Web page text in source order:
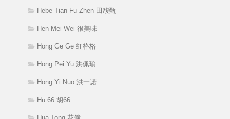
Hebe Tian Fu Zhen 田馥甄
Hen Mei Wei 很美味
Hong Ge Ge 红格格
Hong Pei Yu 洪佩瑜
Hong Yi Nuo 洪一諾
Hu 66 胡66